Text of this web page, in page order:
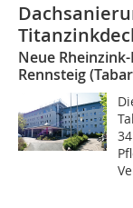
Neue
Rennsteig